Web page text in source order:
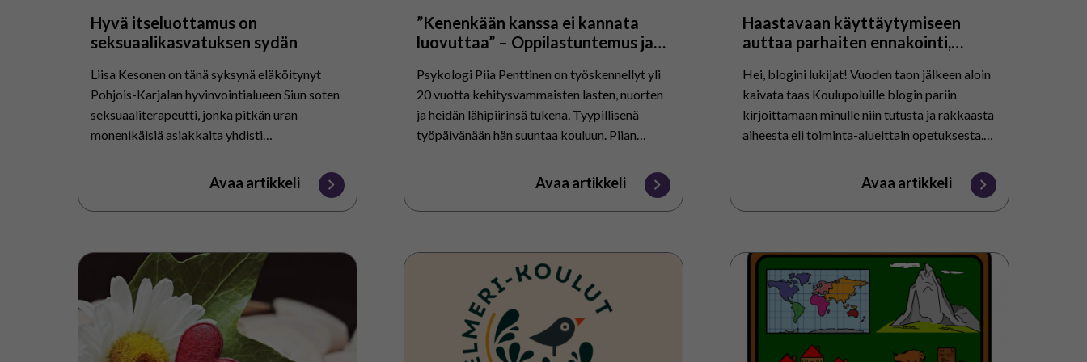
Hyvä itseluottamus on
seksuaalikasvatuksen sydän
Liisa Kesonen on tänä syksynä eläköitynyt
Pohjois-Karjalan hyvinvointialueen Siun soten
seksuaaliterapeutti, jonka pitkän uran
monenikäisiä asiakkaita yhdisti
viikko sitten erään työpäiväni Liisan kanssa
huoltoasemakahville jutustelemaan koulujen
terveys-…
Avaa artikkeli
”Kenenkään kanssa ei kannata
luovuttaa” – Oppilastuntemus ja
Psykologi Piia Penttinen on työskennellyt yli
20 vuotta kehitysvammaisten lasten, nuorten
ja heidän lähipiirinsä tukena. Tyypillisenä
työpäivänään hän suuntaa kouluun. Piian
naapurirakennuksessa eli Siun soten
Avaa artikkeli
Haastavaan käyttäytymiseen
auttaa parhaiten ennakointi,
Hei, blogini lukijat! Vuoden taon jälkeen aloin
kaivata taas Koulupoluille blogin pariin
kirjoittamaan minulle niin tutusta ja rakkaasta
aiheesta eli toiminta-alueittain opetuksesta.
Avaa artikkeli
Kiitos
kuluneista
blogivuosista
Ihan
erityiskoulussa
Ajatuksia
ideoita
aihepiiritunneille